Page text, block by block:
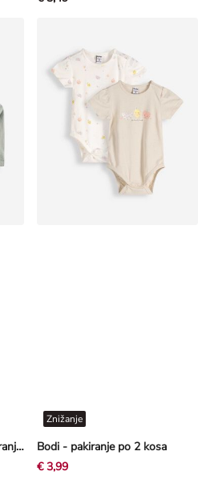
Bodi z dolgimi rokavi - pakiranje po 2 kosa Bodi - pakiranje po 2 kosa
Znižanje
€ 3,99